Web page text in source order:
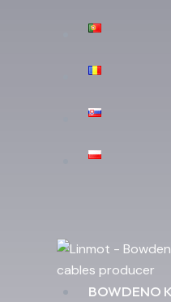
BOWDENO